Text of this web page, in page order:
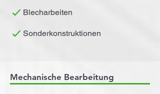
Blecharbeiten
Sonderkonstruktionen
Mechanische Bearbeitung